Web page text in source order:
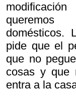
domésticos.
pide que el
que no
cosas y que
entra a la